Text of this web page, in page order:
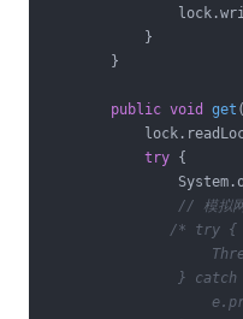
            }
        }
public void get
try {
// 模拟
/* try {
} catch